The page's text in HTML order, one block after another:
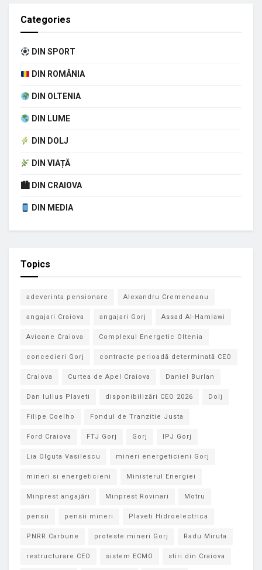
Categories
DIN SPORT
DIN ROMÂNIA
DIN OLTENIA
DIN LUME
DIN DOLJ
DIN VIAȚĂ
🏙 DIN CRAIOVA
DIN MEDIA
Topics
adeverinta pensionare Alexandru Cremeneanu
angajari Craiova angajari Gorj Assad Al-Hamlawi
Avioane Craiova Complexul Energetic Oltenia
concedieri Gorj contracte perioadă determinată CEO
Craiova Curtea de Apel Craiova Daniel Burlan
Dan Iulius Plaveti disponibilizări CEO 2026 Dolj
Filipe Coelho Fondul de Tranzitie Justa
Ford Craiova FTJ Gorj Gorj IPJ Gorj
Lia Olguta Vasilescu mineri energeticieni Gorj
mineri si energeticieni Ministerul Energiei
Minprest angajări Minprest Rovinari Motru
pensii pensii mineri Plaveti Hidroelectrica
PNRR Carbune proteste mineri Gorj Radu Miruta
restructurare CEO sistem ECMO stiri din Craiova